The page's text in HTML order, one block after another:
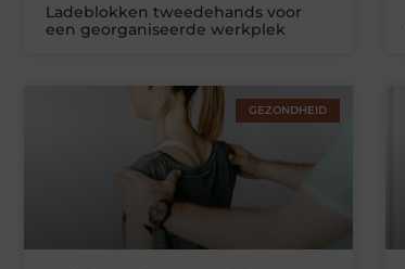
Ladeblokken tweedehands voor
een georganiseerde werkplek
GEZONDHEID